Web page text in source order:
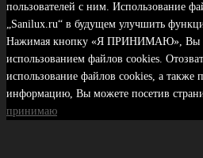
пользователей с ним. Использование
„Sanilux.ru“ в будущем улучшить
Нажимая кнопку «Я ПРИНИМАЮ», Вы
использованием файлов cookies.
использование файлов cookies, а также
информацию, Вы можете посетив
принимаю